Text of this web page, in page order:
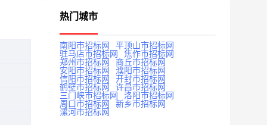
热门城市
南阳市招标网
平顶山市招标网
驻马店市招标网
焦作市招标网
郑州市招标网
商丘市招标网
安阳市招标网
濮阳市招标网
信阳市招标网
开封市招标网
鹤壁市招标网
许昌市招标网
三门峡市招标网
洛阳市招标网
周口市招标网
新乡市招标网
漯河市招标网